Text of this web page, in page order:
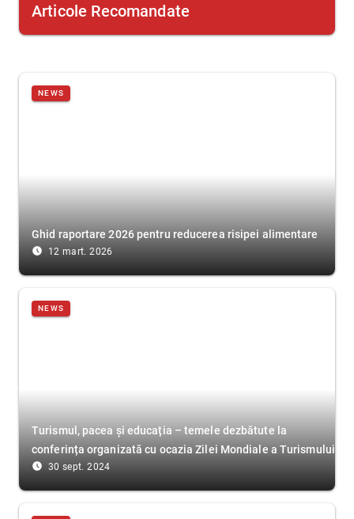
Articole Recomandate
NEWS
Ghid raportare 2026 pentru reducerea risipei alimentare
access_time_filled 12 mart. 2026
NEWS
Turismul, pacea și educația – temele dezbătute la
conferința organizată cu ocazia Zilei Mondiale a Turismului
access_time_filled 30 sept. 2024